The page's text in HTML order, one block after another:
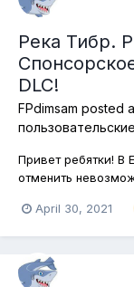
Река Тибр.
DLC!
FPdimsam posted
Привет ребятки! В
отменить
то она, конечно,
April 30, 2021